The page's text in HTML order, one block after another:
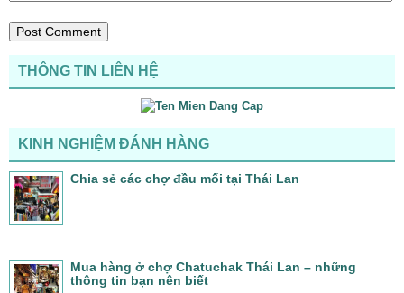
THÔNG TIN LIÊN HỆ
KINH NGHIỆM ĐÁNH HÀNG
Chia sẻ các chợ đầu mối tại Thái Lan
Mua hàng ở chợ Chatuchak Thái Lan – những
thông tin bạn nên biết